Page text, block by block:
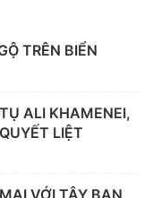
TRÊN BIỂN
ALI KHAMENEI,
LIỆT